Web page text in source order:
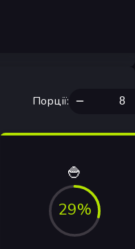
Порції:
🍚
29%